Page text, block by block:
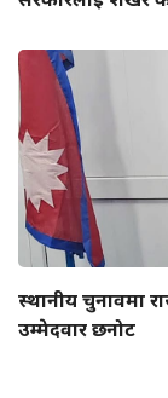
स्थानीय चुनावमा
उम्मेदवार छनोट